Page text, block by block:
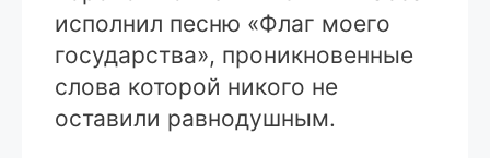
исполнил песню «Флаг моего
государства», проникновенные
слова которой никого не
оставили равнодушным.